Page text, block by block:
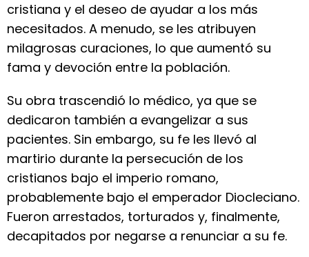
cristiana y el deseo de ayudar a los más
necesitados. A menudo, se les atribuyen
milagrosas curaciones, lo que aumentó su
fama y devoción entre la población.
Su obra trascendió lo médico, ya que se
dedicaron también a evangelizar a sus
pacientes. Sin embargo, su fe les llevó al
martirio durante la persecución de los
cristianos bajo el imperio romano,
probablemente bajo el emperador Diocleciano.
Fueron arrestados, torturados y, finalmente,
decapitados por negarse a renunciar a su fe.